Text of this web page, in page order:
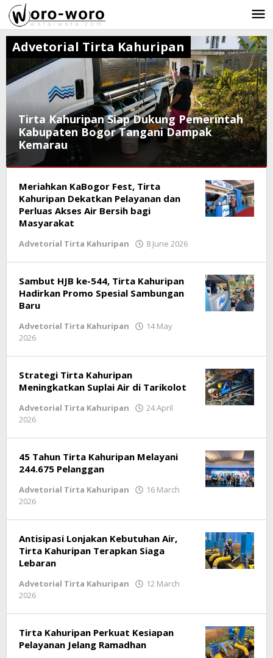
Skip
to
content
Tirta Kahuripan Siap Dukung Pemerintah
Kabupaten Bogor Tangani Dampak
Kemarau
Tirta
Kahuripan
2026
Subagja
Advetorial Tirta Kahuripan
Meriahkan KaBogor Fest, Tirta
Kahuripan Dekatkan Pelayanan dan
Perluas Akses Air Bersih bagi
Masyarakat
Advetorial Tirta Kahuripan 8 June 2026
Sambut HJB ke-544, Tirta Kahuripan
Hadirkan Promo Spesial Sambungan
Baru
Advetorial Tirta Kahuripan
14 May
2026
Strategi Tirta Kahuripan
Meningkatkan Suplai Air di Tarikolot
Advetorial Tirta Kahuripan
24 April
2026
45 Tahun Tirta Kahuripan Melayani
244.675 Pelanggan
Advetorial Tirta Kahuripan
16 March
2026
Antisipasi Lonjakan Kebutuhan Air,
Tirta Kahuripan Terapkan Siaga
Lebaran
Advetorial Tirta Kahuripan
12 March
2026
Tirta Kahuripan Perkuat Kesiapan
Pelayanan Jelang Ramadhan